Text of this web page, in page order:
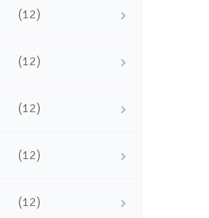
(12)
(12)
(12)
(12)
(12)